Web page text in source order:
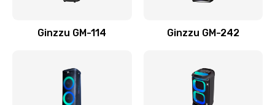
Ginzzu GM-114 Ginzzu GM-242